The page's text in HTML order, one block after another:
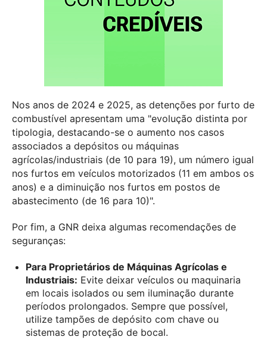
Nos anos de 2024 e 2025, as detenções por furto de
combustível apresentam uma "evolução distinta por
tipologia, destacando-se o aumento nos casos
associados a depósitos ou máquinas
agrícolas/industriais (de 10 para 19), um número igual
nos furtos em veículos motorizados (11 em ambos os
anos) e a diminuição nos furtos em postos de
abastecimento (de 16 para 10)".
Por fim, a GNR deixa algumas recomendações de
seguranças:
Para Proprietários de Máquinas Agrícolas e
Industriais: Evite deixar veículos ou maquinaria
em locais isolados ou sem iluminação durante
períodos prolongados. Sempre que possível,
utilize tampões de depósito com chave ou
sistemas de proteção de bocal.